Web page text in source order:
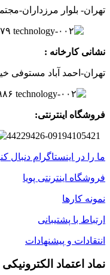
تهران- بلوار مرزداران-
۹
نشانی کارخانه :
تهران- احمد آباد مستوفی
فروشگاه اینترنتی:
44229426-09194105421
ما را در اینستاگرام دنبال
فروشگاه اینترنتی پویا
نمونه کارها
ارتباط با پشتیبانی
انتقادات و پیشنهادات
نماد اعتماد الکترونیکی